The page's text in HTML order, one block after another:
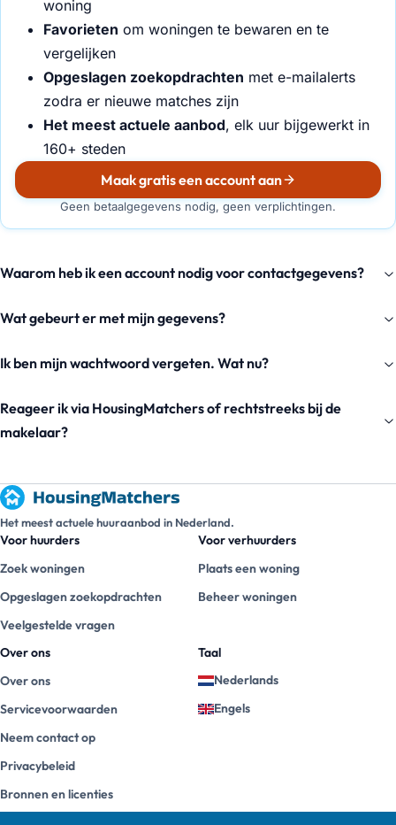
woning
Favorieten om woningen te bewaren en te
vergelijken
Opgeslagen zoekopdrachten met e-mailalerts
zodra er nieuwe matches zijn
Het meest actuele aanbod, elk uur bijgewerkt in
160+ steden
Maak gratis een account aan
Geen betaalgegevens nodig, geen verplichtingen.
Waarom heb ik een account nodig voor contactgegevens?
Wat gebeurt er met mijn gegevens?
Ik ben mijn wachtwoord vergeten. Wat nu?
Reageer ik via HousingMatchers of rechtstreeks bij de
makelaar?
Het meest actuele huuraanbod in Nederland.
Voor huurders
Zoek woningen
Opgeslagen zoekopdrachten
Veelgestelde vragen
Voor verhuurders
Plaats een woning
Beheer woningen
Over ons
Over ons
Servicevoorwaarden
Neem contact op
Privacybeleid
Bronnen en licenties
Taal
Nederlands
Engels